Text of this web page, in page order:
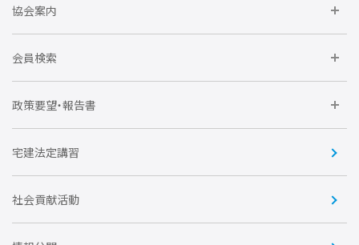
要望活動に参加しよう
住宅瑕疵担保責任保険割引制度
全住協NET
不動産後見アドバイザー資格講習
会
全住協ビジネスショップ
協会案内
運営組織
トライアル会員制度
会員検索
企業会員
賛助会員
政策要望・報告書
住宅・土地税制改正要望
優良事業表彰
宅建法定講習
社会貢献活動